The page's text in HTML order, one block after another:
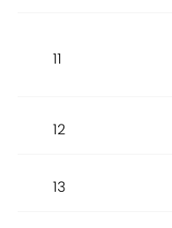
11
12
13